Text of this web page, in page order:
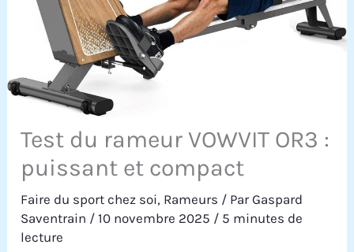
Test du rameur VOWVIT OR3 :
puissant et compact
Faire du sport chez soi, Rameurs / ParGaspard
Saventrain /10 novembre 2025 / 5 minutes de
lecture